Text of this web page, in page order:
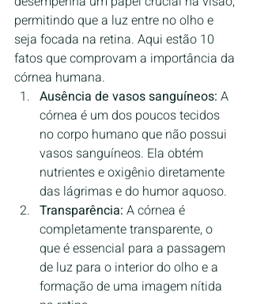
permitindo que a luz entre no olho e
seja focada na retina. Aqui estão 10
fatos que comprovam a importância da
córnea humana.
Ausência de vasos sanguíneos: A
córnea é um dos poucos tecidos
no corpo humano que não possui
vasos sanguíneos. Ela obtém
nutrientes e oxigênio diretamente
das lágrimas e do humor aquoso.
Transparência: A córnea é
completamente transparente, o
que é essencial para a passagem
de luz para o interior do olho e a
formação de uma imagem nítida